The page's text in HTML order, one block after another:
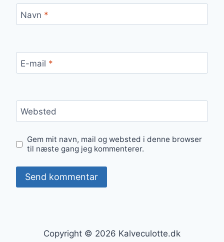
Navn *
E-mail *
Websted
Gem mit navn, mail og websted i denne browser
til næste gang jeg kommenterer.
Copyright © 2026 Kalveculotte.dk